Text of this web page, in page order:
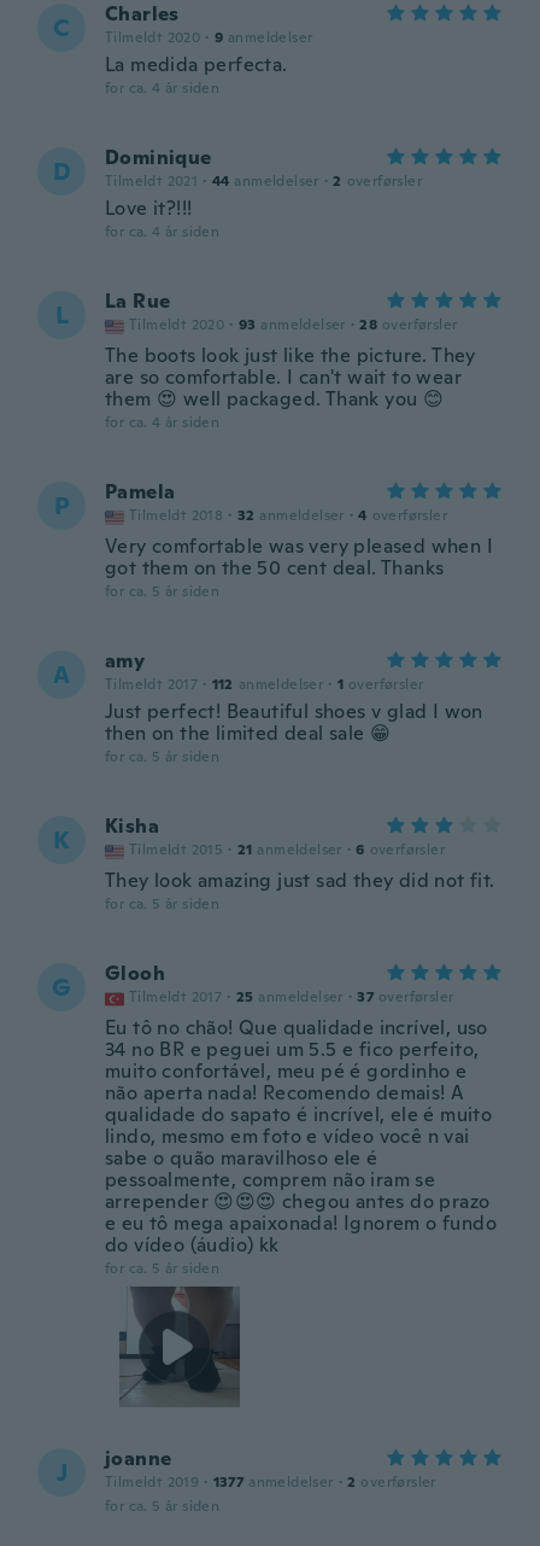
C Charles
Tilmeldt 2020 · 9 anmeldelser
La medida perfecta.
for ca. 4 år siden
D Dominique
Tilmeldt 2021 · 44 anmeldelser · 2 overførsler
Love it?!!!
for ca. 4 år siden
L La Rue
Tilmeldt 2020 · 93 anmeldelser · 28 overførsler
The boots look just like the picture. They
are so comfortable. I can't wait to wear
them 😍 well packaged. Thank you 😊
for ca. 4 år siden
P Pamela
Tilmeldt 2018 · 32 anmeldelser · 4 overførsler
Very comfortable was very pleased when I
got them on the 50 cent deal. Thanks
for ca. 5 år siden
A amy
Tilmeldt 2017 · 112 anmeldelser · 1 overførsler
Just perfect! Beautiful shoes v glad I won
then on the limited deal sale 😁
for ca. 5 år siden
K Kisha
Tilmeldt 2015 · 21 anmeldelser · 6 overførsler
They look amazing just sad they did not fit.
for ca. 5 år siden
G Glooh
Tilmeldt 2017 · 25 anmeldelser · 37 overførsler
Eu tô no chão! Que qualidade incrível, uso
34 no BR e peguei um 5.5 e fico perfeito,
muito confortável, meu pé é gordinho e
não aperta nada! Recomendo demais! A
qualidade do sapato é incrível, ele é muito
lindo, mesmo em foto e vídeo você n vai
sabe o quão maravilhoso ele é
pessoalmente, comprem não iram se
arrepender 😍😍😍 chegou antes do prazo
e eu tô mega apaixonada! Ignorem o fundo
do vídeo (áudio) kk
for ca. 5 år siden
J joanne
Tilmeldt 2019 · 1377 anmeldelser · 2 overførsler
for ca. 5 år siden